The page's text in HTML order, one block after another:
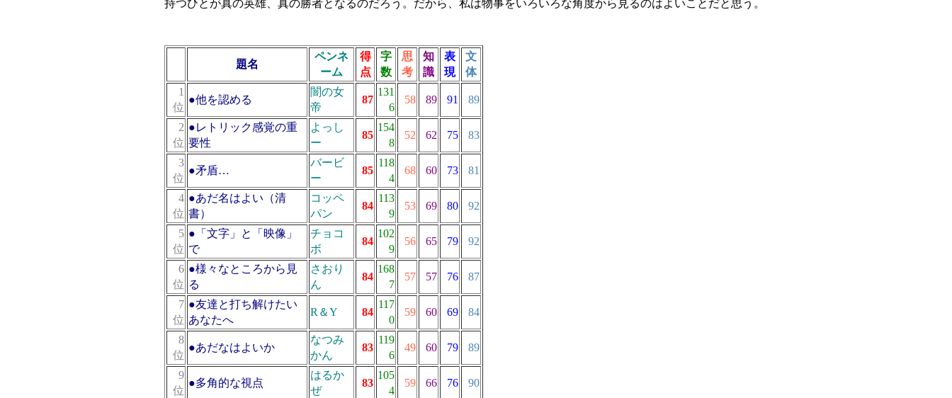
持つひとが真の英雄、真の勝者となるのだろう。だから、私は物事をいろいろな角度から見るのはよいことだと思う。
題名
ペンネ
ーム
得
点
字
数
思
考
知
識
表
現
文
体
1
位
●他を認める
闇の女
帝
87
131
6
58 89 91 89
2
位
●レトリック感覚の重
要性
よっし
ー
85
154
8
52 62 75 83
3
位
●矛盾…
バービ
ー
85
118
4
68 60 73 81
4
位
●あだ名はよい（清
書）
コッペ
パン
84
113
9
53 69 80 92
5
位
● 「文字」と「映像」
で
チョコ
ボ
84
102
9
56 65 79 92
6
位
●様々なところから見
る
さおり
ん
84
168
7
57 57 76 87
7
位
●友達と打ち解けたい
あなたへ
R＆Y 84
117
0
59 60 69 84
8
位
●あだなはよいか
なつみ
かん
83
119
6
49 60 79 89
9
位
●多角的な視点
はるか
ぜ
83
105
4
59 66 76 90